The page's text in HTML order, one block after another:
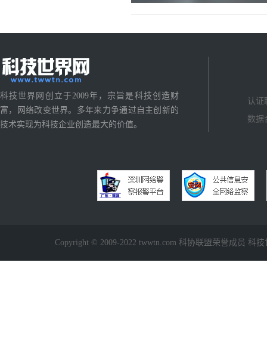
科技世界网创立于2009年，宗旨是科技创造财
富，网络改变世界。多年来力争通过自主创新的
技术实现为科技企业创造最大的价值。
认证
数据
Copyright © 2009-2022 twwtn.com 科协联盟荣誉成员 科